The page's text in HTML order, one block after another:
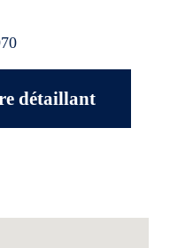
détaillant